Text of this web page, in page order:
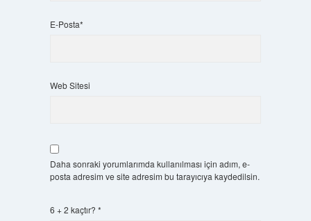
E-Posta*
Web Sitesi
Daha sonraki yorumlarımda kullanılması için adım, e-
posta adresim ve site adresim bu tarayıcıya kaydedilsin.
6 + 2 kaçtır? *